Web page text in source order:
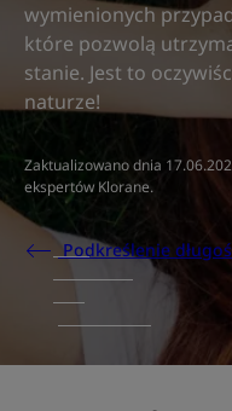
wymienionych
które pozwolą
stanie. Jest to
naturze!
Zaktualizowano dnia
ekspertów Klorane.
Podkreślenie